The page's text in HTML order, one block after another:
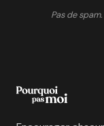
Pas de